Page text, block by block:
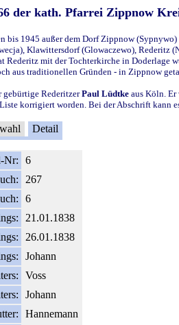
der kath. Pfarrei Zippnow
bis 1945 außer dem Dorf Zippnow
Klawittersdorf (Glowaczewo), Rederitz
mit der Tochterkirche in Doderlage
aus traditionellen Gründen - in Zippnow
gebürtige RederitzerPaul Lüdtke aus Köln.
korrigiert worden. Bei der Abschrift kann
Detail
Nr:
6
267
6
21.01.1838
26.01.1838
Johann
Voss
Johann
Hannemann